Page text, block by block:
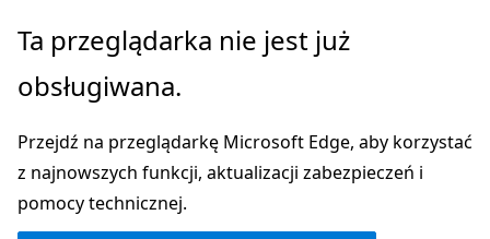
Przejdź
głównej
Ta przeglądarka nie jest już
obsługiwana.
Przejdź na przeglądarkę Microsoft Edge, aby korzystać
z najnowszych funkcji, aktualizacji zabezpieczeń i
pomocy technicznej.